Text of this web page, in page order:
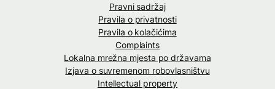
Pravni sadržaj
Pravila o privatnosti
Pravila o kolačićima
Complaints
Lokalna mrežna mjesta po državama
Izjava o suvremenom robovlasništvu
Intellectual property